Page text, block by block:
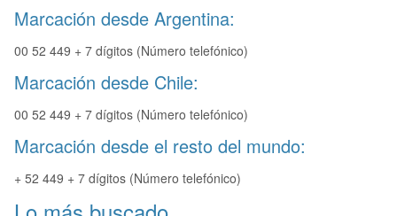
Marcación desde Argentina:
00 52 449 + 7 dígitos (Número telefónico)
Marcación desde Chile:
00 52 449 + 7 dígitos (Número telefónico)
Marcación desde el resto del mundo:
+ 52 449 + 7 dígitos (Número telefónico)